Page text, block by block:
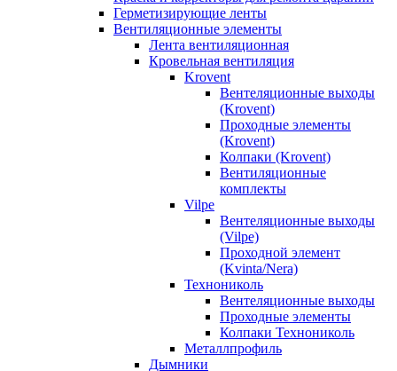
Герметизирующие ленты
Вентиляционные элементы
Лента вентиляционная
Кровельная вентиляция
Krovent
Вентеляционные выходы
(Krovent)
Проходные элементы
(Krovent)
Колпаки (Krovent)
Вентиляционные
комплекты
Vilpe
Вентеляционные выходы
(Vilpe)
Проходной элемент
(Kvinta/Nera)
Технониколь
Вентеляционные выходы
Проходные элементы
Колпаки Технониколь
Металлпрофиль
Дымники